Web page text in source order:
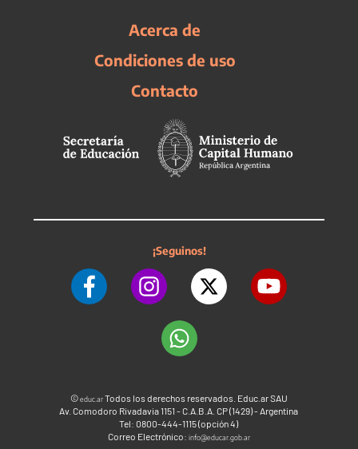
Acerca de
Condiciones de uso
Contacto
¡Seguinos!
©educ.arTodos los derechos reservados. Educ.ar SAU
Av. Comodoro Rivadavia 1151 - C.A.B.A. CP (1429) - Argentina
Tel: 0800-444-1115 (opción 4)
Correo Electrónico: info@educar.gob.ar